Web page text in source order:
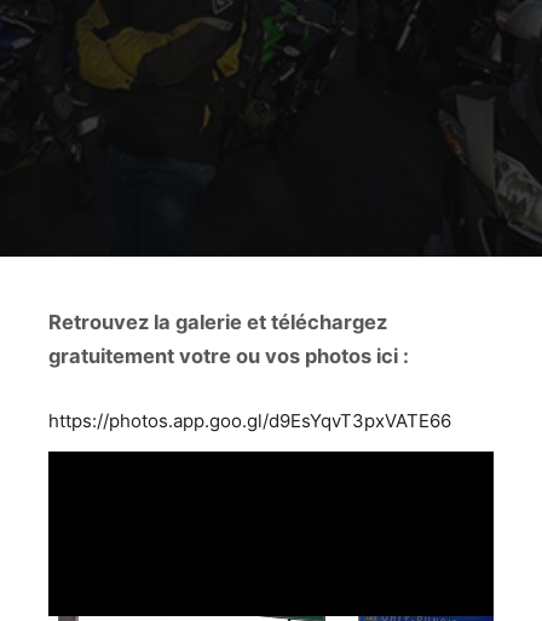
Retrouvez la galerie et téléchargez
gratuitement votre ou vos photos ici :
https://photos.app.goo.gl/d9EsYqvT3pxVATE66